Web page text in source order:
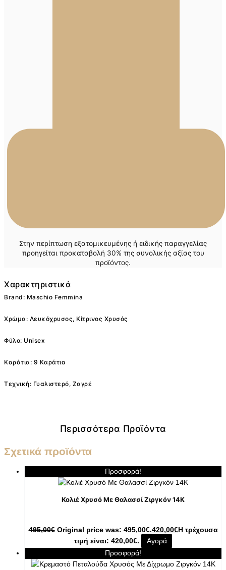
Στην περίπτωση εξατομικευμένης ή ειδικής παραγγελίας
προηγείται προκαταβολή 30% της συνολικής αξίας του
προϊόντος.
Χαρακτηριστικά
Brand: Maschio Femmina
Χρώμα: Λευκόχρυσος, Κίτρινος Χρυσός
Φύλο: Unisex
Καράτια: 9 Καράτια
Τεχνική: Γυαλιστερό, Ζαγρέ
Περισσότερα Προϊόντα
Σχετικά προϊόντα
Προσφορά!
Κολιέ Χρυσό Με Θαλασσί Ζιργκόν 14K
495,00€ Original price was: 495,00€.420,00€Η τρέχουσα
τιμή είναι: 420,00€.
Αγορά
Προσφορά!